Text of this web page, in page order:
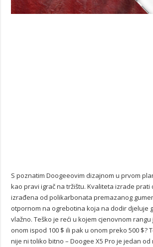
S poznatim Doogeeovim dizajnom u prvom
kao pravi igrač na tržištu. Kvaliteta izrade prati
izrađena od polikarbonata premazanog
otpornom na ogrebotina koja na dodir djeluje
vlažno. Teško je reći u kojem cjenovnom rangu
onom ispod 100 $ ili pak u onom preko 500 $?
nije ni toliko bitno – Doogee X5 Pro je jedan